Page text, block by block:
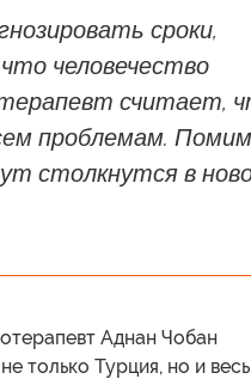
сроки,
человечество
считает,
проблемам.
столкнутся в
Аднан Чобан
только Турция, но и весь